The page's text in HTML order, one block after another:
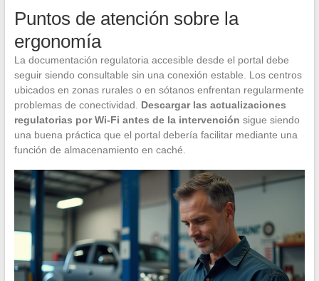
Puntos de atención sobre la
ergonomía
La documentación regulatoria accesible desde el portal debe
seguir siendo consultable sin una conexión estable. Los centros
ubicados en zonas rurales o en sótanos enfrentan regularmente
problemas de conectividad. Descargar las actualizaciones
regulatorias por Wi-Fi antes de la intervención sigue siendo
una buena práctica que el portal debería facilitar mediante una
función de almacenamiento en caché.